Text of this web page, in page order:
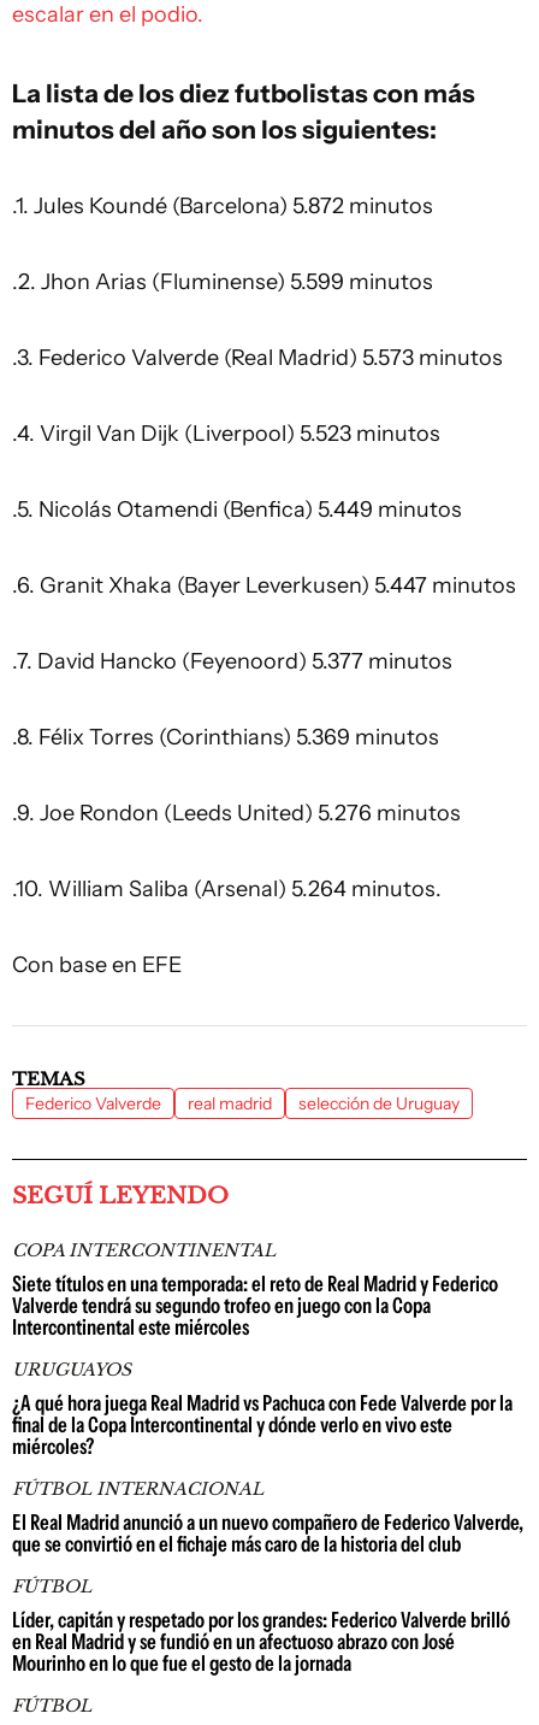
escalar en el podio.
La lista de los diez futbolistas con más
minutos del año son los siguientes:
.1. Jules Koundé (Barcelona) 5.872 minutos
.2. Jhon Arias (Fluminense) 5.599 minutos
.3. Federico Valverde (Real Madrid) 5.573 minutos
.4. Virgil Van Dijk (Liverpool) 5.523 minutos
.5. Nicolás Otamendi (Benfica) 5.449 minutos
.6. Granit Xhaka (Bayer Leverkusen) 5.447 minutos
.7. David Hancko (Feyenoord) 5.377 minutos
.8. Félix Torres (Corinthians) 5.369 minutos
.9. Joe Rondon (Leeds United) 5.276 minutos
.10. William Saliba (Arsenal) 5.264 minutos.
Con base en EFE
TEMAS
Federico Valverde real madrid selección de Uruguay
SEGUÍ LEYENDO
COPA INTERCONTINENTAL
Siete títulos en una temporada: el reto de Real Madrid y Federico
Valverde tendrá su segundo trofeo en juego con la Copa
Intercontinental este miércoles
URUGUAYOS
¿A qué hora juega Real Madrid vs Pachuca con Fede Valverde por la
final de la Copa Intercontinental y dónde verlo en vivo este
miércoles?
FÚTBOL INTERNACIONAL
El Real Madrid anunció a un nuevo compañero de Federico Valverde,
que se convirtió en el fichaje más caro de la historia del club
FÚTBOL
Líder, capitán y respetado por los grandes: Federico Valverde brilló
en Real Madrid y se fundió en un afectuoso abrazo con José
Mourinho en lo que fue el gesto de la jornada
FÚTBOL